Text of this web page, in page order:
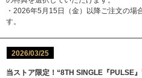
・2026年5月15日（金）以降ご注文の場
す。
2026/03/25
当ストア限定！“8TH SINGLE『PULSE